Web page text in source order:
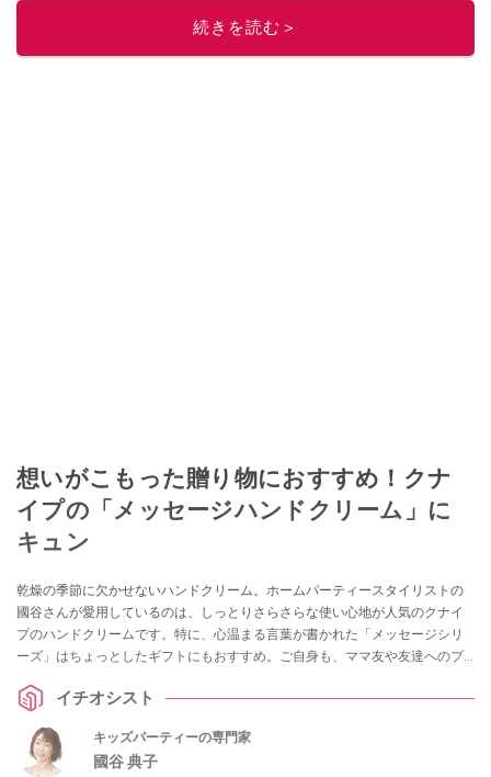
レビューしています。毎日トレンド情報をお届けしているので、ぜひ
してください！続きを読む＞
想いがこもった贈り物におすすめ！クナ
イプの「メッセージハンドクリーム」に
キュン
乾燥の季節に欠かせないハンドクリーム。ホームパーティースタイリストの
國谷さんが愛用しているのは、しっとりさらさらな使い心地が人気のクナイ
プのハンドクリームです。特に、心温まる言葉が書かれた「メッセージシリ
ーズ」はちょっとしたギフトにもおすすめ。ご自身も、ママ友や友達へのプ
イチオシスト
キッズパーティーの専門家
國谷 典子